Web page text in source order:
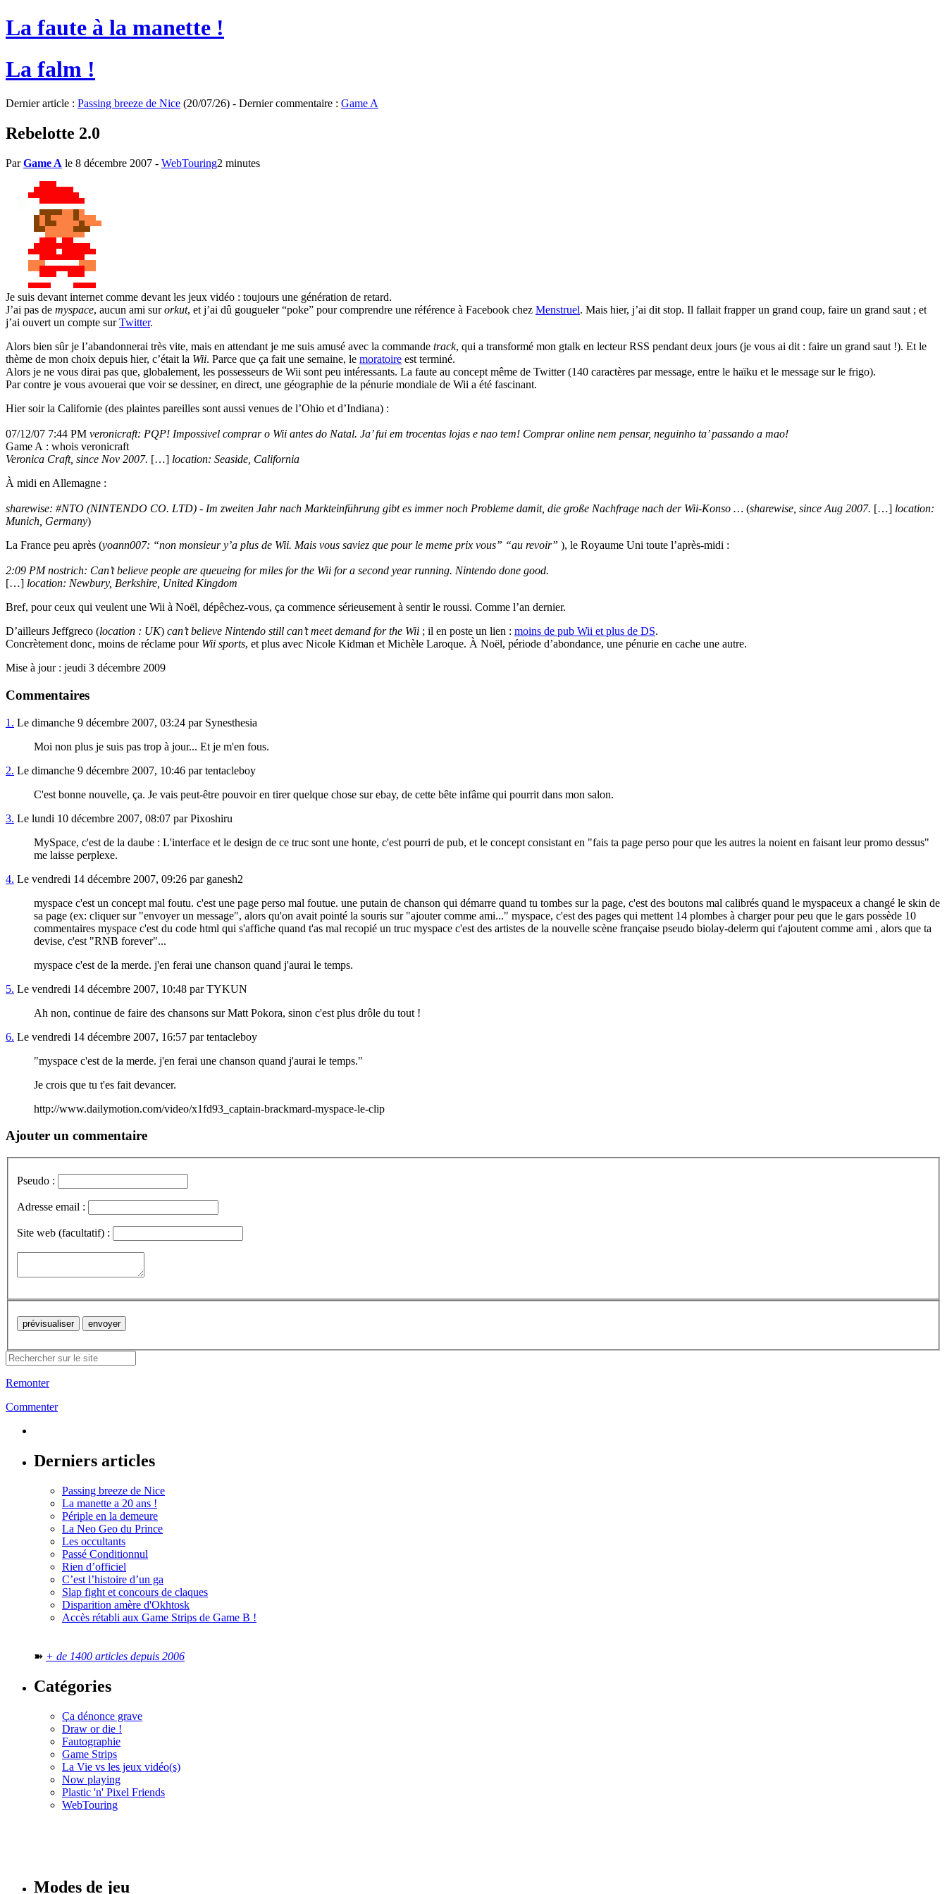
La faute à la manette !
La falm !
Dernier article : Passing breeze de Nice (20/07/26) - Dernier commentaire : Game A
Rebelotte 2.0
ParGame A le 8 décembre 2007 - WebTouring2 minutes
Je suis devant internet comme devant les jeux vidéo : toujours une génération de retard.
J’ai pas de myspace, aucun ami surorkut, et j’ai dû gougueler “poke” pour comprendre une référence à Facebook chez Menstruel. Mais hier, j’ai dit stop. Il fallait frapper un grand coup, faire un grand saut ; et
j’ai ouvert un compte surTwitter.
Alors bien sûr je l’abandonnerai très vite, mais en attendant je me suis amusé avec la commande track, qui a transformé mon gtalk en lecteur RSS pendant deux jours (je vous ai dit : faire un grand saut !). Et le
thème de mon choix depuis hier, c’était la Wii. Parce que ça fait une semaine, le moratoire est terminé.
Alors je ne vous dirai pas que, globalement, les possesseurs de Wii sont peu intéressants. La faute au concept même de Twitter (140 caractères par message, entre le haïku et le message sur le frigo).
Par contre je vous avouerai que voir se dessiner, en direct, une géographie de la pénurie mondiale de Wii a été fascinant.
Hier soir la Californie (des plaintes pareilles sont aussi venues de l’Ohio et d’Indiana) :
07/12/07 7:44 PM veronicraft: PQP! Impossivel comprar o Wii antes do Natal. Ja’ fui em trocentas lojas e nao tem! Comprar online nem pensar, neguinho ta’ passando a mao!
Game A : whois veronicraft
Veronica Craft, since Nov 2007. […] location: Seaside, California
À midi en Allemagne :
sharewise: #NTO (NINTENDO CO. LTD) - Im zweiten Jahr nach Markteinführung gibt es immer noch Probleme damit, die große Nachfrage nach der Wii-Konso … (sharewise, since Aug 2007. […] location:
Munich, Germany)
La France peu après (yoann007: “non monsieur y’a plus de Wii. Mais vous saviez que pour le meme prix vous” “au revoir” ), le Royaume Uni toute l’après-midi :
2:09 PM nostrich: Can’t believe people are queueing for miles for the Wii for a second year running. Nintendo done good.
[…] location: Newbury, Berkshire, United Kingdom
Bref, pour ceux qui veulent une Wii à Noël, dépêchez-vous, ça commence sérieusement à sentir le roussi. Comme l’an dernier.
D’ailleurs Jeffgreco (location : UK) can’t believe Nintendo still can’t meet demand for the Wii ; il en poste un lien : moins de pub Wii et plus de DS.
Concrètement donc, moins de réclame pour Wii sports, et plus avec Nicole Kidman et Michèle Laroque. À Noël, période d’abondance, une pénurie en cache une autre.
Mise à jour : jeudi 3 décembre 2009
Commentaires
1. Le dimanche 9 décembre 2007, 03:24 par Synesthesia
Moi non plus je suis pas trop à jour... Et je m'en fous.
2. Le dimanche 9 décembre 2007, 10:46 par tentacleboy
C'est bonne nouvelle, ça. Je vais peut-être pouvoir en tirer quelque chose sur ebay, de cette bête infâme qui pourrit dans mon salon.
3. Le lundi 10 décembre 2007, 08:07 par Pixoshiru
MySpace, c'est de la daube : L'interface et le design de ce truc sont une honte, c'est pourri de pub, et le concept consistant en "fais ta page perso pour que les autres la noient en faisant leur promo dessus"
me laisse perplexe.
4. Le vendredi 14 décembre 2007, 09:26 par ganesh2
myspace c'est un concept mal foutu. c'est une page perso mal foutue. une putain de chanson qui démarre quand tu tombes sur la page, c'est des boutons mal calibrés quand le myspaceux a changé le skin de
sa page (ex: cliquer sur "envoyer un message", alors qu'on avait pointé la souris sur "ajouter comme ami..." myspace, c'est des pages qui mettent 14 plombes à charger pour peu que le gars possède 10
commentaires myspace c'est du code html qui s'affiche quand t'as mal recopié un truc myspace c'est des artistes de la nouvelle scène française pseudo biolay-delerm qui t'ajoutent comme ami , alors que ta
devise, c'est "RNB forever"...
myspace c'est de la merde. j'en ferai une chanson quand j'aurai le temps.
5. Le vendredi 14 décembre 2007, 10:48 par TYKUN
Ah non, continue de faire des chansons sur Matt Pokora, sinon c'est plus drôle du tout !
6. Le vendredi 14 décembre 2007, 16:57 par tentacleboy
"myspace c'est de la merde. j'en ferai une chanson quand j'aurai le temps."
Je crois que tu t'es fait devancer.
http://www.dailymotion.com/video/x1fd93_captain-brackmard-myspace-le-clip
Ajouter un commentaire
Pseudo :
Adresse email :
Site web (facultatif) :
Remonter
Commenter
Derniers articles
Passing breeze de Nice
La manette a 20 ans !
Périple en la demeure
La Neo Geo du Prince
Les occultants
Passé Conditionnul
Rien d’officiel
C’est l’histoire d’un ga
Slap fight et concours de claques
Disparition amère d'Okhtosk
Accès rétabli aux Game Strips de Game B !
➽ + de 1400 articles depuis 2006
Catégories
Ça dénonce grave
Draw or die !
Fautographie
Game Strips
La Vie vs les jeux vidéo(s)
Now playing
Plastic 'n' Pixel Friends
WebTouring
Modes de jeu